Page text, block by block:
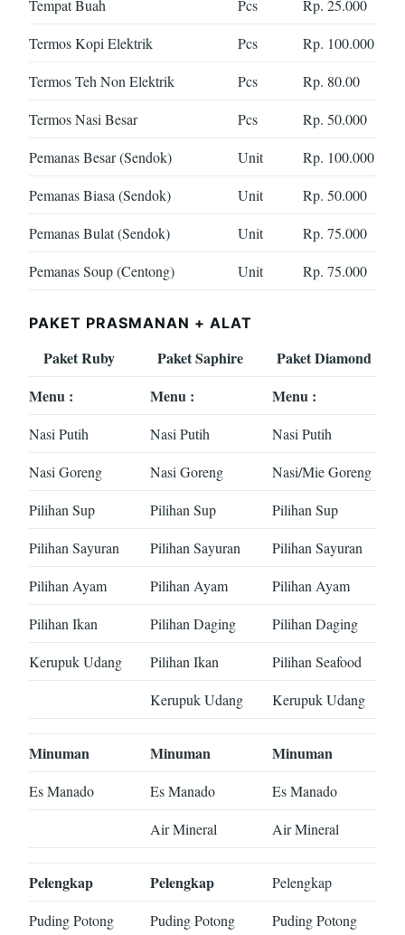
Tempat Buah Pcs
Rp. 25.000
Termos Kopi Elektrik
Pcs
Rp. 100.000
Termos Teh Non Elektrik
Pcs
Rp. 80.00
Termos Nasi Besar
Pcs
Rp. 50.000
Pemanas Besar (Sendok)
Unit
Rp. 100.000
Pemanas Biasa (Sendok)
Unit
Rp. 50.000
Pemanas Bulat (Sendok)
Unit
Rp. 75.000
Pemanas Soup (Centong)
Unit Rp. 75.000
PAKET PRASMANAN + ALAT
Paket Ruby Paket Saphire
Paket Diamond
Menu :
Menu : Menu :
Nasi Putih Nasi Putih
Nasi Putih
Nasi Goreng
Nasi Goreng
Nasi/Mie Goreng
Pilihan Sup
Pilihan Sup
Pilihan Sup
Pilihan Sayuran
Pilihan Sayuran
Pilihan Sayuran
Pilihan Ayam
Pilihan Ayam
Pilihan Ayam
Pilihan Ikan
Pilihan Daging
Pilihan Daging
Kerupuk Udang
Pilihan Ikan
Pilihan Seafood
Kerupuk Udang
Kerupuk Udang
Minuman Minuman Minuman
Es Manado Es Manado
Es Manado
Air Mineral
Air Mineral
Pelengkap Pelengkap
Pelengkap
Puding Potong
Puding Potong
Puding Potong